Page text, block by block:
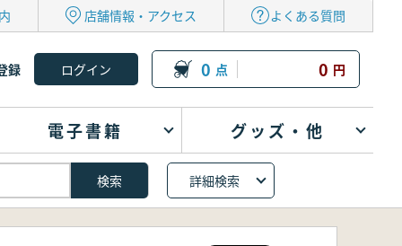
店舗情報・アクセス よくある質問
録 0 点 0 円
電子書籍 グッズ・他
詳細検索